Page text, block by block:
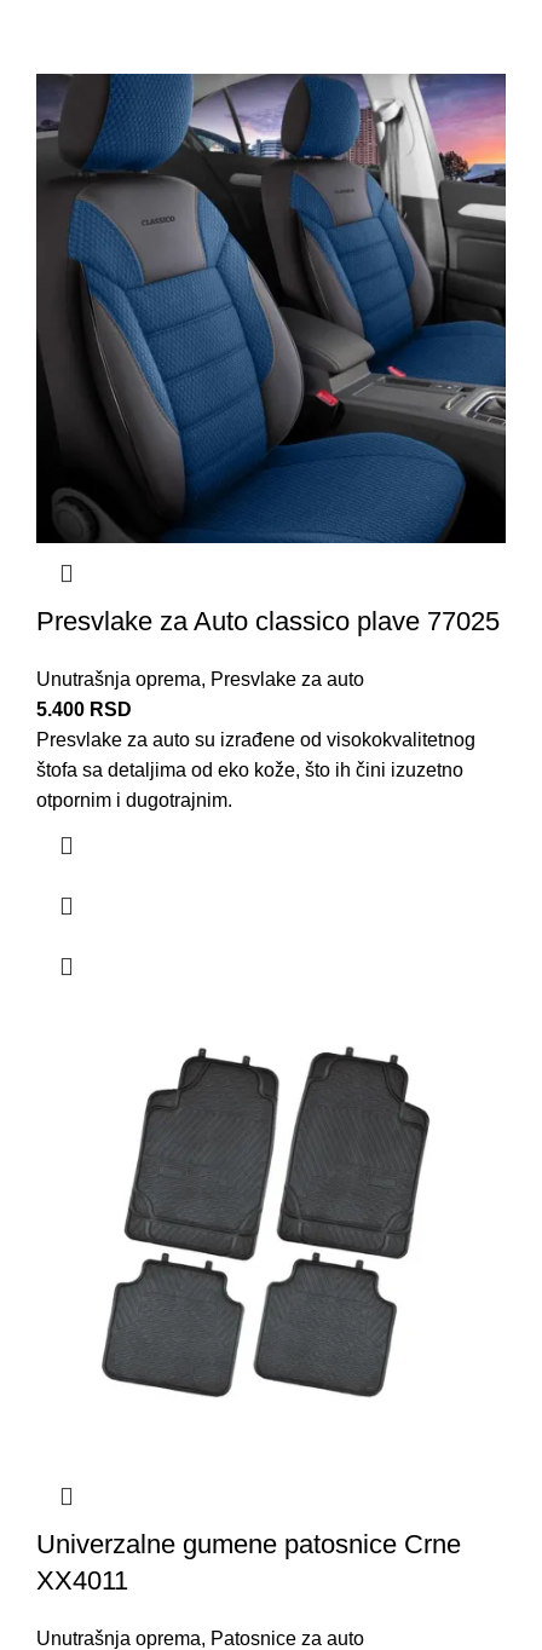
Presvlake za Auto classico plave 77025
Unutrašnja oprema, Presvlake za auto
5.400 RSD
Presvlake za auto su izrađene od visokokvalitetnog
štofa sa detaljima od eko kože, što ih čini izuzetno
otpornim i dugotrajnim.
Univerzalne gumene patosnice Crne
XX4011
Unutrašnja oprema, Patosnice za auto